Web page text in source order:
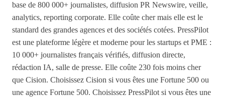
base de 800 000+ journalistes, diffusion PR Newswire, veille,
analytics, reporting corporate. Elle coûte cher mais elle est le
standard des grandes agences et des sociétés cotées. PressPilot
est une plateforme légère et moderne pour les startups et PME :
10 000+ journalistes français vérifiés, diffusion directe,
rédaction IA, salle de presse. Elle coûte 230 fois moins cher
que Cision. Choisissez Cision si vous êtes une Fortune 500 ou
une agence Fortune 500. Choisissez PressPilot si vous êtes une